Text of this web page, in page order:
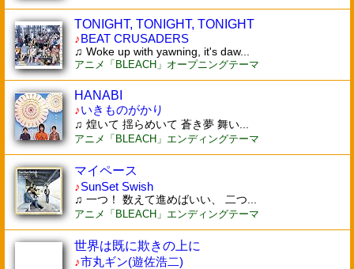
TONIGHT, TONIGHT, TONIGHT
♪BEAT CRUSADERS
♫ Woke up with yawning, it's daw...
アニメ「BLEACH」オープニングテーマ
HANABI
♪いきものがかり
♫ 煌いて 揺らめいて 蒼き夢 舞い...
アニメ「BLEACH」エンディングテーマ
マイペース
♪SunSet Swish
♫ 一つ！ 数えて進めばいい、 二つ...
アニメ「BLEACH」エンディングテーマ
世界は既に欺きの上に
♪市丸ギン(遊佐浩二)